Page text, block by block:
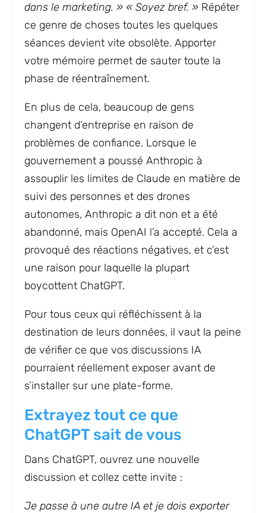
dans le marketing. » « Soyez bref. » Répéter
ce genre de choses toutes les quelques
séances devient vite obsolète. Apporter
votre mémoire permet de sauter toute la
phase de réentraînement.
En plus de cela, beaucoup de gens
changent d’entreprise en raison de
problèmes de confiance. Lorsque le
gouvernement a poussé Anthropic à
assouplir les limites de Claude en matière de
suivi des personnes et des drones
autonomes, Anthropic a dit non et a été
abandonné, mais OpenAI l’a accepté. Cela a
provoqué des réactions négatives, et c’est
une raison pour laquelle la plupart
boycottent ChatGPT.
Pour tous ceux qui réfléchissent à la
destination de leurs données, il vaut la peine
de vérifier ce que vos discussions IA
pourraient réellement exposer avant de
s’installer sur une plate-forme.
Extrayez tout ce que
ChatGPT sait de vous
Dans ChatGPT, ouvrez une nouvelle
discussion et collez cette invite :
Je passe à une autre IA et je dois exporter